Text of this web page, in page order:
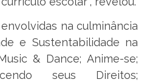
na culminância
e Sustentabilidade na
& Dance; Anime-se;
seus Direitos;